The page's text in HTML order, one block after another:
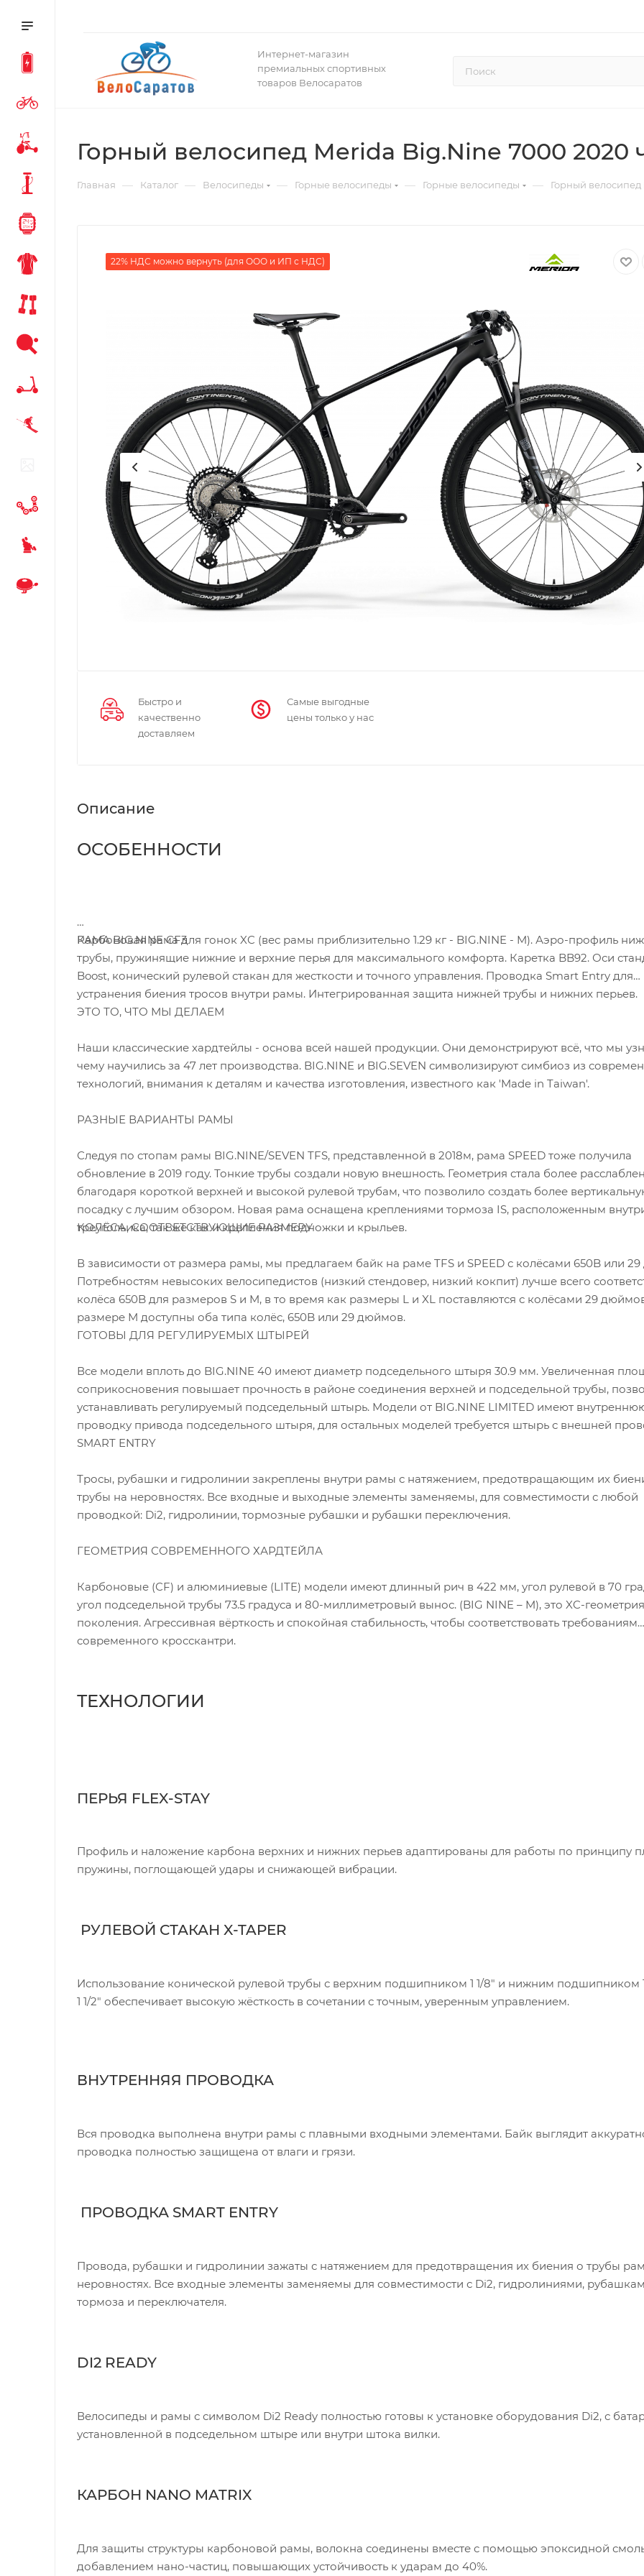
Интернет-магазин
премиальных спортивных
товаров Велосаратов
Горный велосипед Merida Big.Nine 7000 2020
Главная — Каталог — Велосипеды — Горные велосипеды — Горные велосипеды — Горный
22% НДС можно вернуть (для ООО и ИП с НДС)
Быстро и
качественно
доставляем
Самые выгодные
цены только у нас
Описание
ОСОБЕННОСТИ
РАМА BIG.NINE CF3
Карбоновая рама для гонок XC (вес рамы приблизительно 1.29 кг - BIG.NINE - M). Аэро-профиль
трубы, пружинящие нижние и верхние перья для максимального комфорта. Каретка BB92. Оси
Boost, конический рулевой стакан для жесткости и точного управления. Проводка Smart Entry для
устранения биения тросов внутри рамы. Интегрированная защита нижней трубы и нижних перьев.
ЭТО ТО, ЧТО МЫ ДЕЛАЕМ
Наши классические хардтейлы - основа всей нашей продукции. Они демонстрируют всё, что мы
чему научились за 47 лет производства. BIG.NINE и BIG.SEVEN символизируют симбиоз из
технологий, внимания к деталям и качества изготовления, известного как 'Made in Taiwan'.
РАЗНЫЕ ВАРИАНТЫ РАМЫ
Следуя по стопам рамы BIG.NINE/SEVEN TFS, представленной в 2018м, рама SPEED тоже получила
обновление в 2019 году. Тонкие трубы создали новую внешность. Геометрия стала более
благодаря короткой верхней и высокой рулевой трубам, что позволило создать более
посадку с лучшим обзором. Новая рама оснащена креплениями тормоза IS, расположенным
треугольика, так же как и крепления подножки и крыльев.
КОЛЁСА, СООТВЕТСТВУЮЩИЕ РАЗМЕРУ
В зависимости от размера рамы, мы предлагаем байк на раме TFS и SPEED с колёсами 650B или
Потребностям невысоких велосипедистов (низкий стендовер, низкий кокпит) лучше всего
колёса 650B для размеров S и M, в то время как размеры L и XL поставляются с колёсами 29
размере М доступны оба типа колёс, 650B или 29 дюймов.
ГОТОВЫ ДЛЯ РЕГУЛИРУЕМЫХ ШТЫРЕЙ
Все модели вплоть до BIG.NINE 40 имеют диаметр подседельного штыря 30.9 мм. Увеличенная
соприкосновения повышает прочность в районе соединения верхней и подседельной трубы,
устанавливать регулируемый подседельный штырь. Модели от BIG.NINE LIMITED имеют
проводку привода подседельного штыря, для остальных моделей требуется штырь с внешней
SMART ENTRY
Тросы, рубашки и гидролинии закреплены внутри рамы с натяжением, предотвращающим их
трубы на неровностях. Все входные и выходные элементы заменяемы, для совместимости с любой
проводкой: Di2, гидролинии, тормозные рубашки и рубашки переключения.
ГЕОМЕТРИЯ СОВРЕМЕННОГО ХАРДТЕЙЛА
Карбоновые (СF) и алюминиевые (LITE) модели имеют длинный рич в 422 мм, угол рулевой в 70
угол подседельной трубы 73.5 градуса и 80-миллиметровый вынос. (BIG NINE – M), это XC-
поколения. Агрессивная вёрткость и спокойная стабильность, чтобы соответствовать требованиям
современного кросскантри.
ТЕХНОЛОГИИ
ПЕРЬЯ FLEX-STAY
Профиль и наложение карбона верхних и нижних перьев адаптированы для работы по принципу
пружины, поглощающей удары и снижающей вибрации.
РУЛЕВОЙ СТАКАН X-TAPER
Использование конической рулевой трубы с верхним подшипником 1 1/8" и нижним подшипником
1 1/2" обеспечивает высокую жёсткость в сочетании с точным, уверенным управлением.
ВНУТРЕННЯЯ ПРОВОДКА
Вся проводка выполнена внутри рамы с плавными входными элементами. Байк выглядит
проводка полностью защищена от влаги и грязи.
ПРОВОДКА SMART ENTRY
Провода, рубашки и гидролинии зажаты с натяжением для предотвращения их биения о трубы
неровностях. Все входные элементы заменяемы для совместимости с Di2, гидролиниями,
тормоза и переключателя.
DI2 READY
Велосипеды и рамы с символом Di2 Ready полностью готовы к установке оборудования Di2, с
установленной в подседельном штыре или внутри штока вилки.
КАРБОН NANO MATRIX
Для защиты структуры карбоновой рамы, волокна соединены вместе с помощью эпоксидной
добавлением нано-частиц, повышающих устойчивость к ударам до 40%.